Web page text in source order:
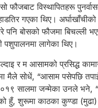
फौजबाट विस्थापितहरू
गएका थिए।
पनि बोसको फौजमा बिचल्ली
पशुपालनमा लागेका थिए।
र म आसामको प्रसिद्ध
मैले सोधें, “आसाम पसेपछि
सालमा जन्मेका उनले भने,
हुँ, शुरूमा काठका कुण्डा (मुढा)